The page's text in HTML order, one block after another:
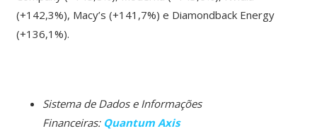
(+142,3%), Macy’s (+141,7%) e Diamondback Energy
(+136,1%).
Sistema de Dados e Informações
Financeiras:Quantum Axis